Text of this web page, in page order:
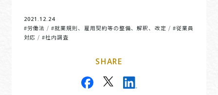
2021.12.24
#労働法 /#就業規則、雇用契約等の整備、解釈、改定 / #従業員
対応 / #社内調査
SHARE